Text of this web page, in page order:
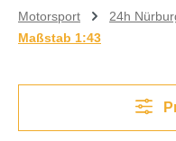
Motorsport 24h
Maßstab 1:43